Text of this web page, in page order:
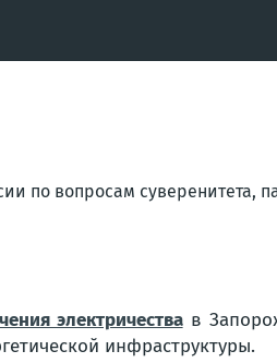
по вопросам суверенитета,
электричествав
инфраструктуры.